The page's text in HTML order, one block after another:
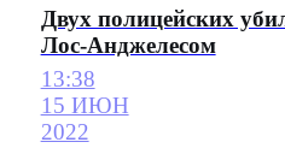
Двух полицейских
Лос-Анджелесом
13:38
15 ИЮН
2022